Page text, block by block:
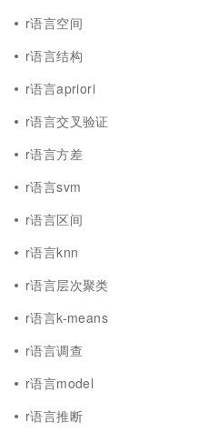
r语言空间
r语言结构
r语言apriori
r语言交叉验证
r语言方差
r语言svm
r语言区间
r语言knn
r语言层次聚类
r语言k-means
r语言调查
r语言model
r语言推断